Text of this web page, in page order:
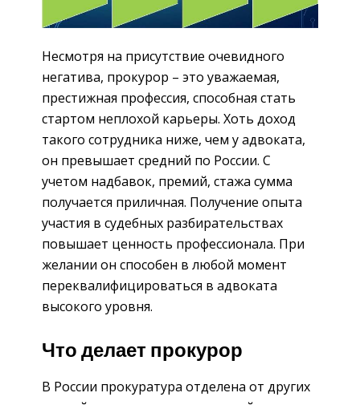
Несмотря на присутствие очевидного
негатива, прокурор – это уважаемая,
престижная профессия, способная стать
стартом неплохой карьеры. Хоть доход
такого сотрудника ниже, чем у адвоката,
он превышает средний по России. С
учетом надбавок, премий, стажа сумма
получается приличная. Получение опыта
участия в судебных разбирательствах
повышает ценность профессионала. При
желании он способен в любой момент
переквалифицироваться в адвоката
высокого уровня.
Что делает прокурор
В России прокуратура отделена от других